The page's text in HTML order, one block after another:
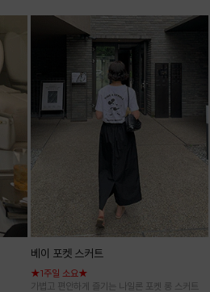
베이 포켓 스커트
★1주일 소요★
가볍고 편안하게 즐기는 나일론 포켓 롱 스커트